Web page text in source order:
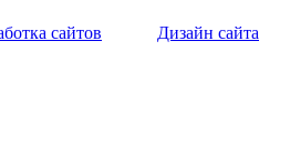
сайтов Дизайн сайта